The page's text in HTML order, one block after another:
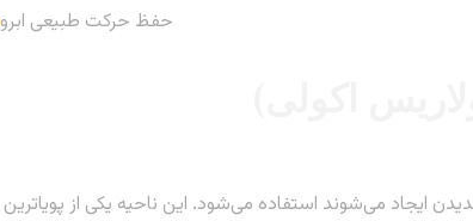
حفظ حرکت طبیعی ابرو
ایجاد می‌شوند استفاده می‌شود. این ناحیه یکی از پویاترین